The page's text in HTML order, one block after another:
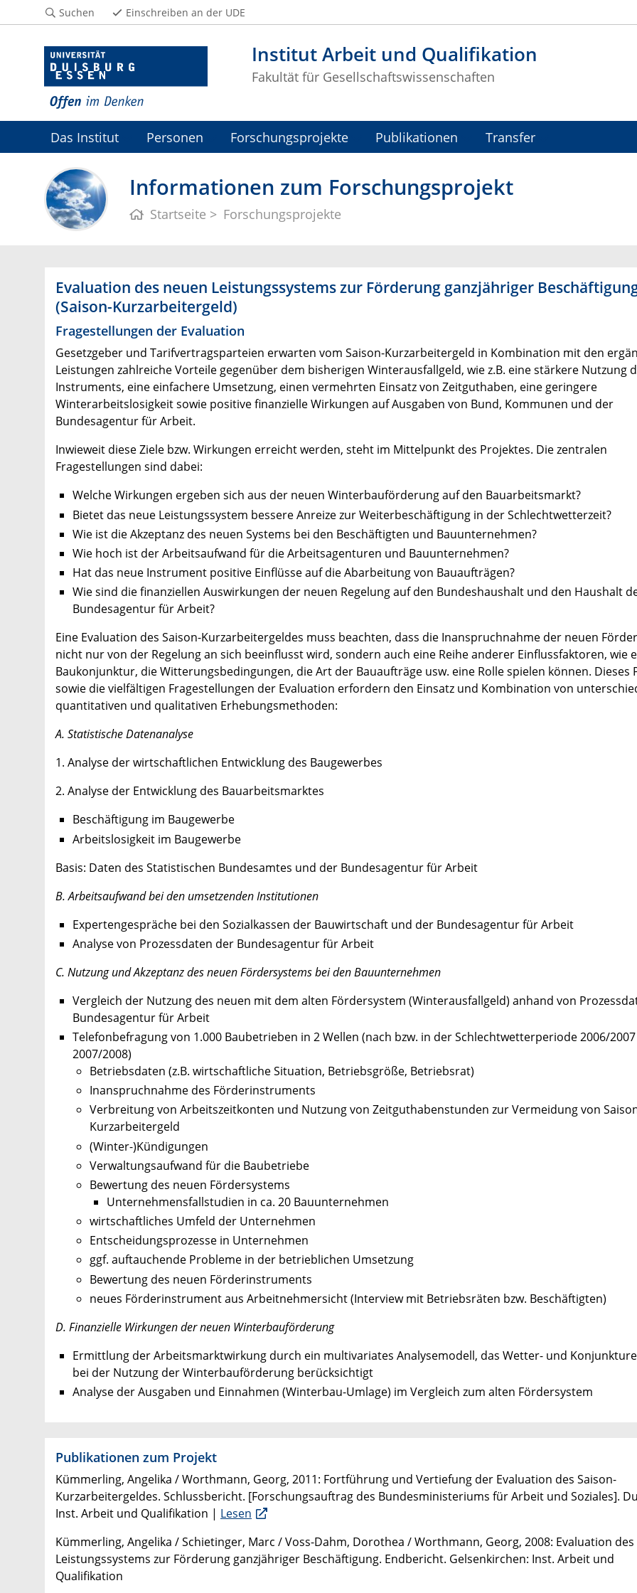
Institut Arbeit und Qualifikation
Fakultät für Gesellschaftswissenschaften
Suchen Einschreiben an der UDE
Das Institut Personen Forschungsprojekte Publikationen Transfer
Informationen zum Forschungsprojekt
Startseite Forschungsprojekte
Evaluation des neuen Leistungssystems zur Förderung ganzjähriger
(Saison-Kurzarbeitergeld)
Fragestellungen der Evaluation
Gesetzgeber und Tarifvertragsparteien erwarten vom Saison-Kurzarbeitergeld in Kombination mit den
Leistungen zahlreiche Vorteile gegenüber dem bisherigen Winterausfallgeld, wie z.B. eine stärkere Nutzung
Instruments, eine einfachere Umsetzung, einen vermehrten Einsatz von Zeitguthaben, eine geringere
Winterarbeitslosigkeit sowie positive finanzielle Wirkungen auf Ausgaben von Bund, Kommunen und der
Bundesagentur für Arbeit.
Inwieweit diese Ziele bzw. Wirkungen erreicht werden, steht im Mittelpunkt des Projektes. Die zentralen
Fragestellungen sind dabei:
Welche Wirkungen ergeben sich aus der neuen Winterbauförderung auf den Bauarbeitsmarkt?
Bietet das neue Leistungssystem bessere Anreize zur Weiterbeschäftigung in der Schlechtwetterzeit?
Wie ist die Akzeptanz des neuen Systems bei den Beschäftigten und Bauunternehmen?
Wie hoch ist der Arbeitsaufwand für die Arbeitsagenturen und Bauunternehmen?
Hat das neue Instrument positive Einflüsse auf die Abarbeitung von Bauaufträgen?
Wie sind die finanziellen Auswirkungen der neuen Regelung auf den Bundeshaushalt und den Haushalt
Bundesagentur für Arbeit?
Eine Evaluation des Saison-Kurzarbeitergeldes muss beachten, dass die Inanspruchnahme der neuen
nicht nur von der Regelung an sich beeinflusst wird, sondern auch eine Reihe anderer Einflussfaktoren, wie
Baukonjunktur, die Witterungsbedingungen, die Art der Bauaufträge usw. eine Rolle spielen können. Dieses
sowie die vielfältigen Fragestellungen der Evaluation erfordern den Einsatz und Kombination von
quantitativen und qualitativen Erhebungsmethoden:
A. Statistische Datenanalyse
1. Analyse der wirtschaftlichen Entwicklung des Baugewerbes
2. Analyse der Entwicklung des Bauarbeitsmarktes
Beschäftigung im Baugewerbe
Arbeitslosigkeit im Baugewerbe
Basis: Daten des Statistischen Bundesamtes und der Bundesagentur für Arbeit
B. Arbeitsaufwand bei den umsetzenden Institutionen
Expertengespräche bei den Sozialkassen der Bauwirtschaft und der Bundesagentur für Arbeit
Analyse von Prozessdaten der Bundesagentur für Arbeit
C. Nutzung und Akzeptanz des neuen Fördersystems bei den Bauunternehmen
Vergleich der Nutzung des neuen mit dem alten Fördersystem (Winterausfallgeld) anhand von
Bundesagentur für Arbeit
Telefonbefragung von 1.000 Baubetrieben in 2 Wellen (nach bzw. in der Schlechtwetterperiode 2006/
2007/2008)
Betriebsdaten (z.B. wirtschaftliche Situation, Betriebsgröße, Betriebsrat)
Inanspruchnahme des Förderinstruments
Verbreitung von Arbeitszeitkonten und Nutzung von Zeitguthabenstunden zur Vermeidung von
Kurzarbeitergeld
(Winter-)Kündigungen
Verwaltungsaufwand für die Baubetriebe
Bewertung des neuen Fördersystems
Unternehmensfallstudien in ca. 20 Bauunternehmen
wirtschaftliches Umfeld der Unternehmen
Entscheidungsprozesse in Unternehmen
ggf. auftauchende Probleme in der betrieblichen Umsetzung
Bewertung des neuen Förderinstruments
neues Förderinstrument aus Arbeitnehmersicht (Interview mit Betriebsräten bzw. Beschäftigten)
D. Finanzielle Wirkungen der neuen Winterbauförderung
Ermittlung der Arbeitsmarktwirkung durch ein multivariates Analysemodell, das Wetter- und
bei der Nutzung der Winterbauförderung berücksichtigt
Analyse der Ausgaben und Einnahmen (Winterbau-Umlage) im Vergleich zum alten Fördersystem
Publikationen zum Projekt
Kümmerling, Angelika / Worthmann, Georg, 2011: Fortführung und Vertiefung der Evaluation des Saison-
Kurzarbeitergeldes. Schlussbericht. [Forschungsauftrag des Bundesministeriums für Arbeit und Soziales].
Inst. Arbeit und Qualifikation | Lesen
Kümmerling, Angelika / Schietinger, Marc / Voss-Dahm, Dorothea / Worthmann, Georg, 2008: Evaluation
Leistungssystems zur Förderung ganzjähriger Beschäftigung. Endbericht. Gelsenkirchen: Inst. Arbeit und
Qualifikation